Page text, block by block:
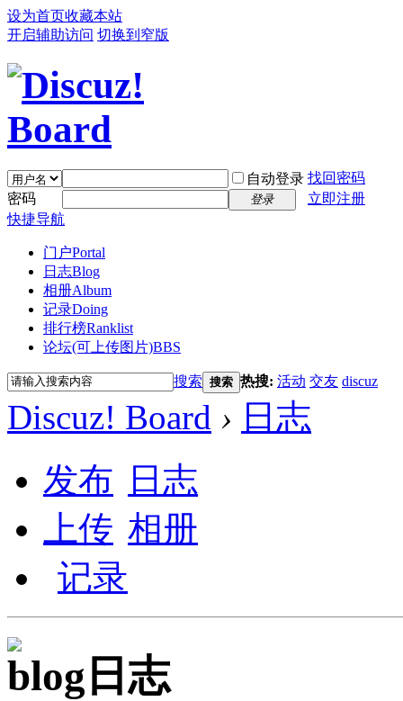
设为首页收藏本站
开启辅助访问 切换到窄版
自动登录 找回密码
密码
登录
立即注册
快捷导航
门户Portal
日志Blog
相册Album
记录Doing
排行榜Ranklist
论坛(可上传图片)BBS
搜索 搜索 热搜: 活动 交友 discuz
Discuz! Board › 日志
发布
日志
上传 相册
记录
日志